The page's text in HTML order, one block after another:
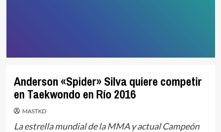
Anderson «Spider» Silva quiere competir
en Taekwondo en Río 2016
MASTKD
La estrella mundial de la MMA y actual Campeón